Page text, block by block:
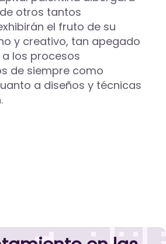
otros tantos
el fruto de su
y creativo, tan apegado
los procesos
de siempre como
a diseños y técnicas